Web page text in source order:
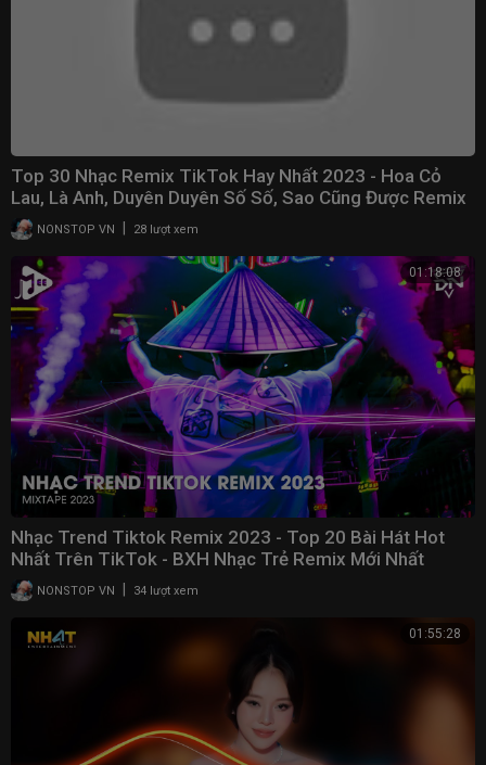
Top 30 Nhạc Remix TikTok Hay Nhất 2023 - Hoa Cỏ
Lau, Là Anh, Duyên Duyên Số Số, Sao Cũng Được Remix
NONSTOP VN 28 lượt xem
01:18:08
Nhạc Trend Tiktok Remix 2023 - Top 20 Bài Hát Hot
Nhất Trên TikTok - BXH Nhạc Trẻ Remix Mới Nhất
NONSTOP VN 34 lượt xem
01:55:28